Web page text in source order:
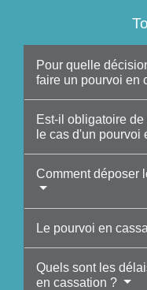
Pour quelle
faire un pourvoi en
Est-il obligatoire
le cas d'un pourvoi
Comment déposer
Le pourvoi en
Quels sont les
en cassation ?